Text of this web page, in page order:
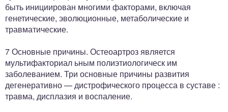
быть инициирован многими факторами, включая
генетические, эволюционные, метаболические и
травматические.
7 Основные причины. Остеоартроз является
мультифакториал ьным полиэтиологическ им
заболеванием. Три основные причины развития
дегенеративно — дистрофического процесса в суставе :
травма, дисплазия и воспаление.